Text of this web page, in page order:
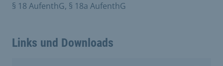
§ 18 AufenthG, § 18a AufenthG
Links und Downloads